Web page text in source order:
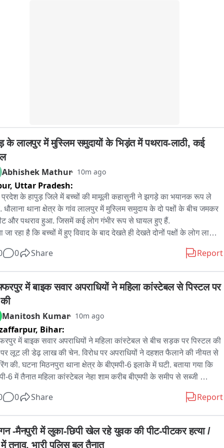
के लालपुर में मुस्लिम समुदायों के भिड़ंत में पथराव-लाठी, कई
Abhishek Mathur 10m ago
Uttar Pradesh:
प्रदेश के हापुड़ जिले में बच्चों की मामूली कहासुनी ने झगड़े का भयानक रूप ले
धौलाना थाना क्षेत्र के गांव लालपुर में मुस्लिम समुदाय के दो पक्षों के बीच जमकर
और पथराव हुआ. जिसमें कई लोग गंभीर रूप से घायल हुए हैं.
जा रहा है कि बच्चों में हुए विवाद के बाद ​देखते ही देखते दोनों पक्षों के लोग लाठी-
रूप से घायल हुए हैं. घटना का एक वीडियो भी सामने आया है, जिसमें दोनों ही
नजर आ रहे हैं. विवाद कीे जानकारी मिलते ही पुलिस मौके पर पहुंची और घायलों
के लिए पास के सरकारी अस्पताल में भर्ती कराया. एक पक्ष के नजरु का
है कि पड़ोसी आलिम पक्ष के लोगों ने घर में घुसकर हमला किया और महिलाओं के
की, जबकि दूसरे पक्ष ने भी मारपीट का आरोप लगाया है. फिलहाल, इस
में सीओ पिलखुवा मुनीश चंद्र का कहना कि पुलिस ने दोनों पक्षों की शिकायतें दर्ज
हैं और वायरल वीडियो के आधार पर उपद्रवियों की पहचान की जा रही है. सीओ
के खिलाफ सख्त कानूनी कार्रवाई किए जाने की बात कही है.
0 Share Report
में बाइक सवार अपराधियों ने महिला कांस्टेबल से पिस्टल पर
Manitosh Kumar 10m ago
Bihar:
में बाइक सवार अपराधियों ने महिला कांस्टेबल से बीच सड़क पर पिस्टल की
लूट ली डेढ़ लाख की चेन. विरोध पर अपराधियों ने दहशत फैलाने की नीयत से
की. घटना मिठनपुरा थाना क्षेत्र के बीएमपी-6 इलाके में घटी. बताया गया कि
6 में तैनात महिला कांस्टेबल नेहा शाम करीब बीएमपी के समीप से सब्जी
रोड से गली में घुसने लगी वैसे ही काले रंग की पल्सर बाइक पर सवार दो
लूट की घटना को अंजाम दिया. लूट की कीमत डेढ़ लाख बताई जा रही है. महिला
नेहा ने विरोध किया और पकड़ने का प्रयास किया, लेकिन दोनों ने फायरिंग
0 Share Report
-मैनपुरी में लुका-छिपी खेल रहे युवक की पीट-पीटकर हत्या /
में तनाव, भारी पुलिस बल तैनात